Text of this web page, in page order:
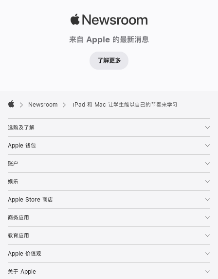
来自 Apple 的最新消息
了解更多
Footer

Newsroom iPad 和 Mac 让学生能以自己的节奏来学习
选购及了解
Apple 钱包
账户
娱乐
Apple Store 商店
商务应用
教育应用
Apple 价值观
关于 Apple